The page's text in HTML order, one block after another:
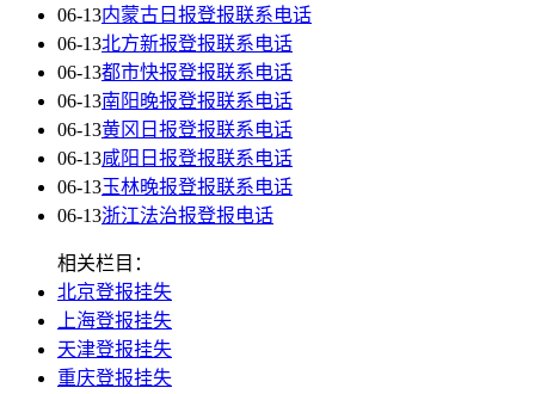
06-13内蒙古日报登报联系电话
06-13北方新报登报联系电话
06-13都市快报登报联系电话
06-13南阳晚报登报联系电话
06-13黄冈日报登报联系电话
06-13咸阳日报登报联系电话
06-13玉林晚报登报联系电话
06-13浙江法治报登报电话
相关栏目：
北京登报挂失
上海登报挂失
天津登报挂失
重庆登报挂失